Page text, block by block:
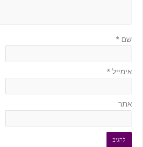
שם *
אימייל *
אתר